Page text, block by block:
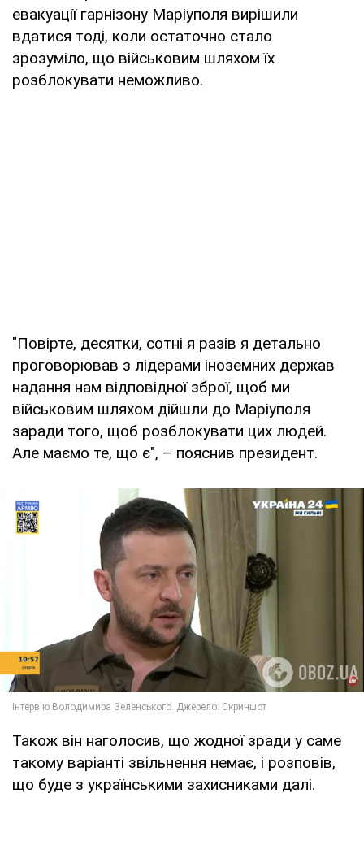
евакуації гарнізону Маріуполя вирішили
вдатися тоді, коли остаточно стало
зрозуміло, що військовим шляхом їх
розблокувати неможливо.
"Повірте, десятки, сотні я разів я детально
проговорював з лідерами іноземних держав
надання нам відповідної зброї, щоб ми
військовим шляхом дійшли до Маріуполя
заради того, щоб розблокувати цих людей.
Але маємо те, що є", – пояснив президент.
Також він наголосив, що жодної зради у саме
такому варіанті звільнення немає, і розповів,
що буде з українськими захисниками далі.